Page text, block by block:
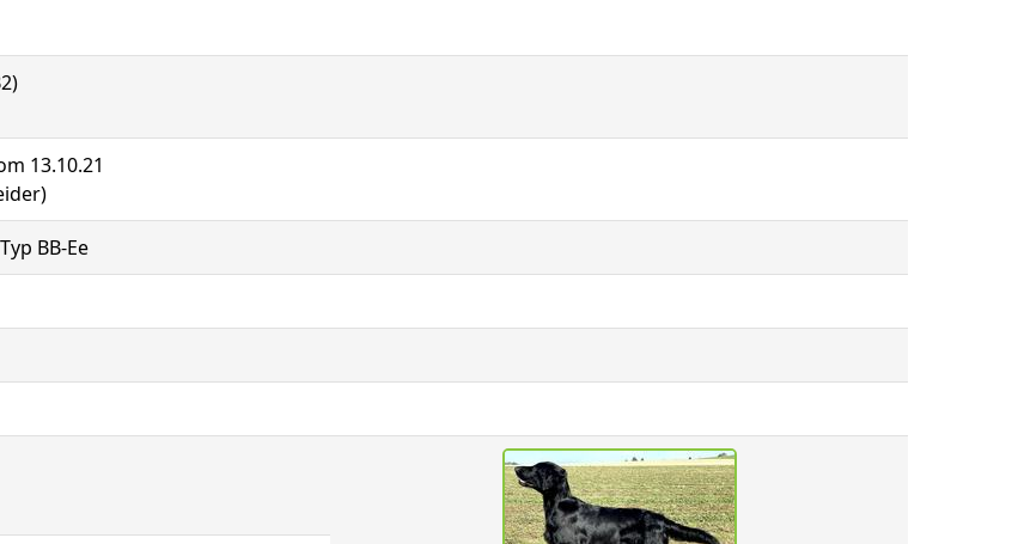
13.10.21
BB-Ee